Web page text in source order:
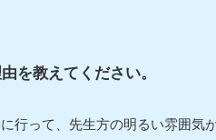
を教えてください。
行って、先生方の明るい雰囲気